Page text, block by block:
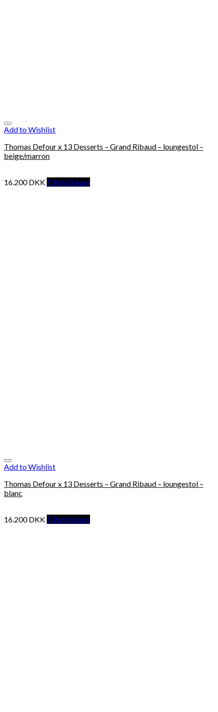
Add to Wishlist
Thomas Defour x 13 Desserts – Grand Ribaud – loungestol –
beige/marron
16.200DKK Tilføj til kurv
Add to Wishlist
Thomas Defour x 13 Desserts – Grand Ribaud – loungestol –
blanc
16.200DKK Tilføj til kurv